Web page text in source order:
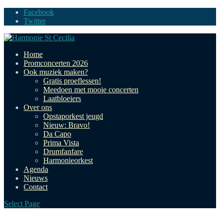
Facebook
Twitter
Home
Promconcerten 2026
Ook muziek maken?
Gratis proeflessen!
Meedoen met mooie concerten
Laatbloeiers
Over ons
Opstaporkest jeugd
Nieuw: Bravo!
Da Capo
Prima Vista
Drumfanfare
Harmonieorkest
Agenda
Nieuws
Contact
Select Page